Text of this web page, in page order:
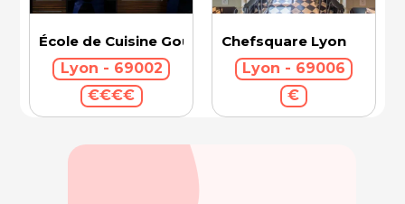
École de Cuisine Gourmets de l’Institut Paul
Lyon - 69002
€€€€
Chefsquare Lyon
Lyon - 69006
€